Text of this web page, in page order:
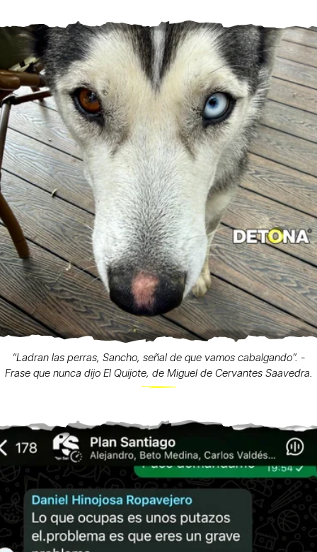
“Ladran las perras, Sancho, señal de que vamos cabalgando”. -
Frase que nunca dijo El Quijote, de Miguel de Cervantes Saavedra.